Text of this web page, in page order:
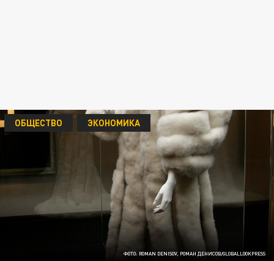
ФОТО: ROMAN DENISOV, РОМАН ДЕНИСОВ/GLOBALLOOKPRESS
ОБЩЕСТВО ЭКОНОМИКА